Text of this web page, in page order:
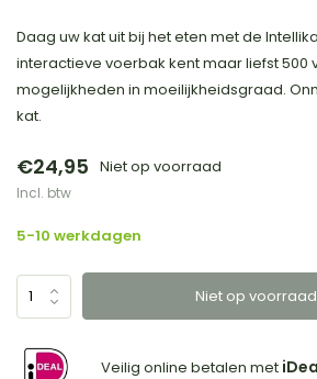
Daag uw kat uit bij het eten met de
interactieve voerbak kent maar liefst 500
mogelijkheden in moeilijkheidsgraad.
kat.
€24,95 Niet op voorraad
Incl. btw
5-10 werkdagen
Niet op voorraad
Veilig online betalen met